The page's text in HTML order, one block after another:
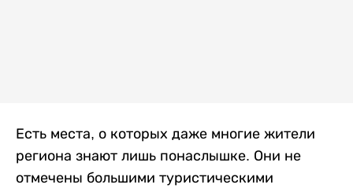
Есть места, о которых даже многие жители
региона знают лишь понаслышке. Они не
отмечены большими туристическими